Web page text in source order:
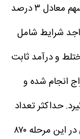
در مرحله اول، ۶۹ میلیون و ۳۰۰ هزار سهم معادل ۳ درصد
شرایط شامل
و درآمد ثابت
انجام شده و
حداکثر تعداد
سهام قابل خرید برای هر کد معاملاتی در این مرحله ۸۷۰